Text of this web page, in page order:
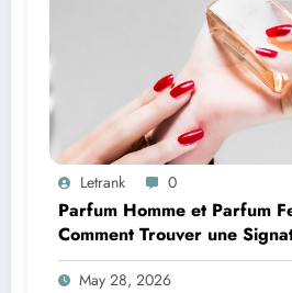
Letrank 0
Parfum Homme et Parfum
Comment Trouver une
Unique
May 28, 2026